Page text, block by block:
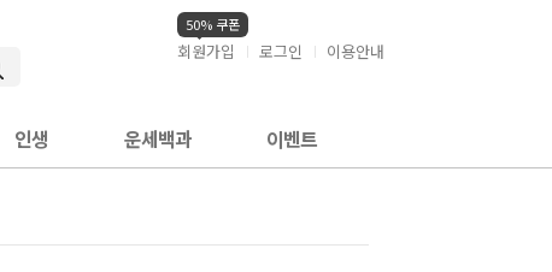
50% 쿠폰
회원가입 로그인 이용안내
인생 운세백과 이벤트